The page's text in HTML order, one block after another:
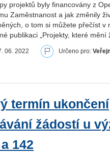
projektů byly financovány z
Zaměstnanost a jak změnily
o tom si můžete přečíst v
publikaci „Projekty, které mění
06. 2022 Určeno pro:
termín ukončení
žádostí u
142